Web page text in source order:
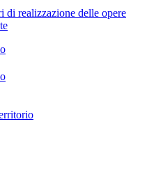
di realizzazione delle opere